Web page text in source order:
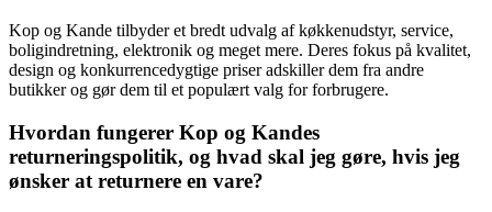
Kop og Kande tilbyder et bredt udvalg af køkkenudstyr, service,
boligindretning, elektronik og meget mere. Deres fokus på kvalitet,
design og konkurrencedygtige priser adskiller dem fra andre
butikker og gør dem til et populært valg for forbrugere.
Hvordan fungerer Kop og Kandes
returneringspolitik, og hvad skal jeg gøre, hvis jeg
ønsker at returnere en vare?